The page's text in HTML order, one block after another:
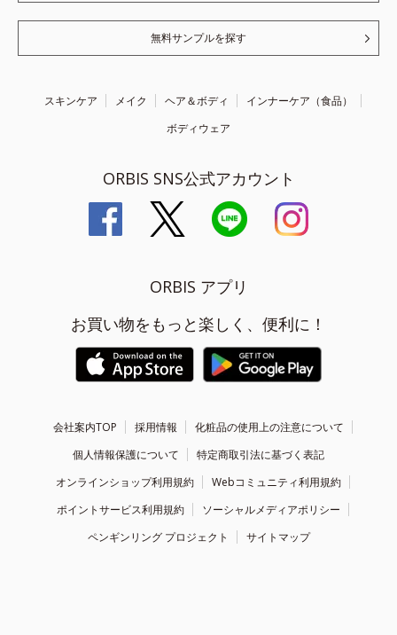
無料サンプルを探す
スキンケア メイク ヘア＆ボディ
インナーケア（食品）
ボディウェア
ORBIS SNS公式アカウント
ORBIS アプリ
お買い物をもっと楽しく、便利に！
会社案内TOP 採用情報
化粧品の使用上の注意について
個人情報保護について
特定商取引法に基づく表記
オンラインショップ利用規約
Webコミュニティ利用規約
ポイントサービス利用規約
ソーシャルメディアポリシー
ペンギンリング プロジェクト
サイトマップ